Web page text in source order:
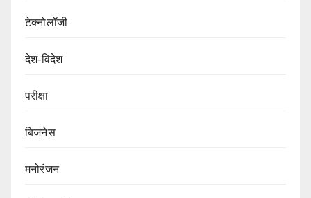
टेक्नोलॉजी
देश-विदेश
परीक्षा
बिजनेस
मनोरंजन